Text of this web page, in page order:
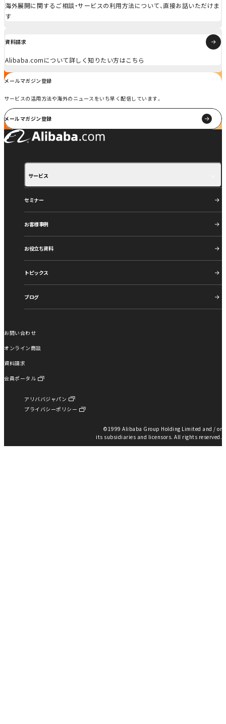
海外展開に関するご相談・サービスの利用方法について、直接お話いただけま
す
資料請求
Alibaba.comについて詳しく知りたい方はこちら
メールマガジン登録
サービスの活用方法や海外のニュースをいち早く配信しています。
メールマガジン登録
サービス
ご利用の流れ
セミナー
お客様事例
お役立ち資料
トピックス
ブログ
お問い合わせ
オンライン商談
資料請求
会員ポータル
アリババジャパン
プライバシーポリシー
©︎1999 Alibaba Group Holding Limited and / or
its subsidiaries and licensors. All rights reserved.